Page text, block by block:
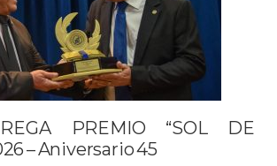
PREMIO “SOL DE
– Aniversario 45